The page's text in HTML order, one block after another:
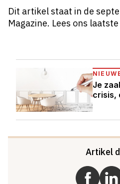
Dit artikel staat in de
Magazine. Lees ons
Je
crisis,
Artikel